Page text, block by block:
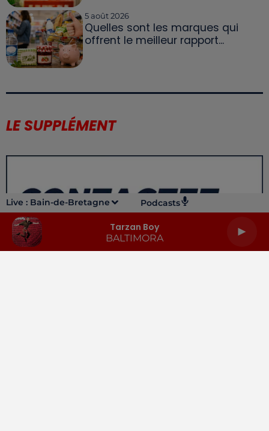
Live : Bain-de-Bretagne Podcasts
Tarzan Boy
BALTIMORA
5 août 2026
Quelles sont les marques qui
offrent le meilleur rapport...
LE SUPPLÉMENT